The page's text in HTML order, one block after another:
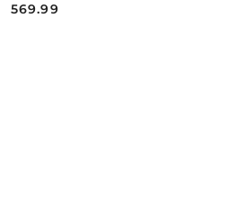
Cena:
569.99